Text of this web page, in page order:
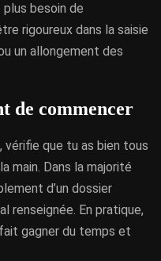
besoin de
rigoureux dans la saisie
un allongement des
de commencer
vérifie que tu as bien tous
main. Dans la majorité
d’un dossier
renseignée. En pratique,
gagner du temps et